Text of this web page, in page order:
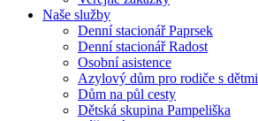
Naše služby
Denní stacionář Paprsek
Denní stacionář Radost
Osobní asistence
Azylový dům pro rodiče s dětmi
Dům na půl cesty
Dětská skupina Pampeliška